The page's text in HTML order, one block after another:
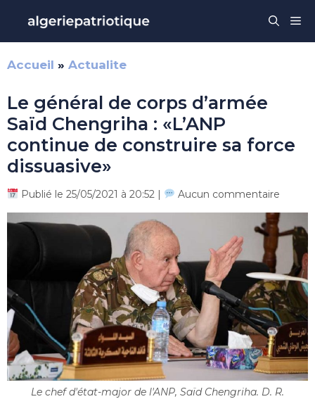
contenu
Accueil » Actualite
Le général de corps d’armée
Saïd Chengriha : «L’ANP
continue de construire sa force
dissuasive»
Publié le 25/05/2021 à 20:52 | Aucun commentaire
Le chef d'état-major de l'ANP, Saïd Chengriha. D. R.